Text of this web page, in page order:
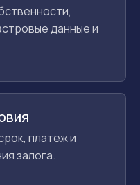
данные и
платеж и
залога.